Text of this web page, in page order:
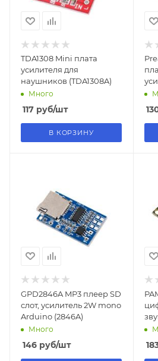
TDA1308 Mini плата
усилителя для
наушников (TDA1308A)
Много
117 руб/шт
В КОРЗИНУ
GPD2846A MP3 плеер SD
слот, усилитель 2W mono
Arduino (2846A)
Много
146 руб/шт
звука 2 x15w